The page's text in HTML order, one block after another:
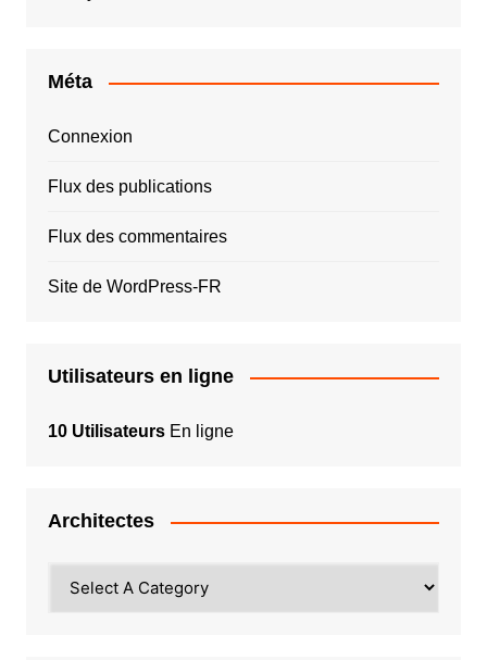
Méta
Connexion
Flux des publications
Flux des commentaires
Site de WordPress-FR
Utilisateurs en ligne
10 UtilisateursEn ligne
Architectes